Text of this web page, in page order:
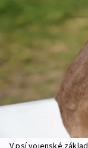
V psí vojenské